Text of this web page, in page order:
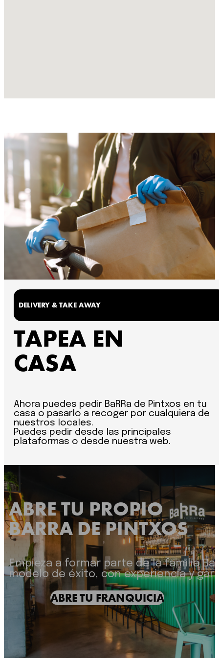
DELIVERY & TAKE AWAY
TAPEA EN
CASA
Ahora puedes pedir BaRRa de Pintxos en tu
casa o pasarlo a recoger por cualquiera de
nuestros locales.
Puedes pedir desde las principales
plataformas o desde nuestra web.
ABRE TU PROPIO
BARRA DE PINTXOS
Empieza a formar parte de la familia
modelo de éxito, con experiencia y
ABRE TU FRANQUICIA